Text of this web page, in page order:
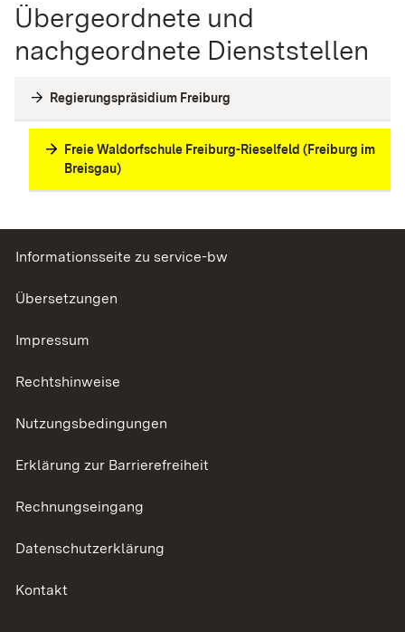
Übergeordnete und
nachgeordnete Dienststellen
Regierungspräsidium Freiburg
Freie Waldorfschule Freiburg-Rieselfeld (Freiburg im
Breisgau)
Informationsseite zu service-bw
Übersetzungen
Impressum
Rechtshinweise
Nutzungsbedingungen
Erklärung zur Barrierefreiheit
Rechnungseingang
Datenschutzerklärung
Kontakt